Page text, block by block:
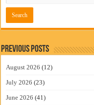
Previous Posts
August 2026 (12)
July 2026 (23)
June 2026 (41)